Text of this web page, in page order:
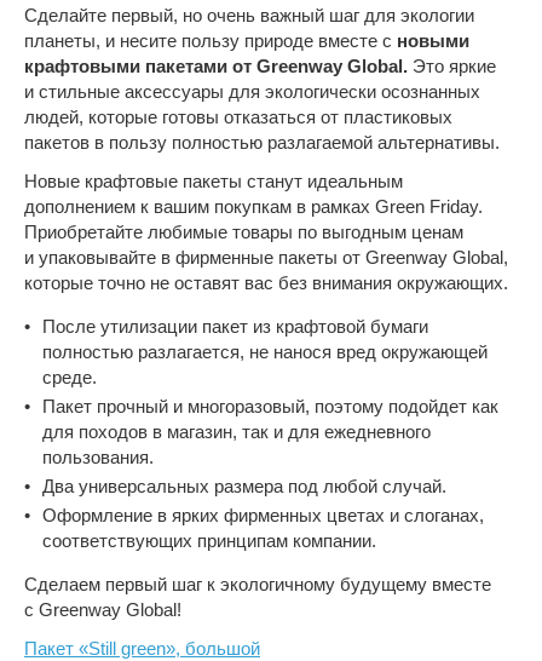
Сделайте первый, но очень важный шаг для экологии
планеты, и несите пользу природе вместе с новыми
крафтовыми пакетами от Greenway Global. Это яркие
и стильные аксессуары для экологически осознанных
людей, которые готовы отказаться от пластиковых
пакетов в пользу полностью разлагаемой альтернативы.
Новые крафтовые пакеты станут идеальным
дополнением к вашим покупкам в рамках Green Friday.
Приобретайте любимые товары по выгодным ценам
и упаковывайте в фирменные пакеты от Greenway Global,
которые точно не оставят вас без внимания окружающих.
После утилизации пакет из крафтовой бумаги
полностью разлагается, не нанося вред окружающей
среде.
Пакет прочный и многоразовый, поэтому подойдет как
для походов в магазин, так и для ежедневного
пользования.
Два универсальных размера под любой случай.
Оформление в ярких фирменных цветах и слоганах,
соответствующих принципам компании.
Сделаем первый шаг к экологичному будущему вместе
с Greenway Global!
Пакет «Still green», большой